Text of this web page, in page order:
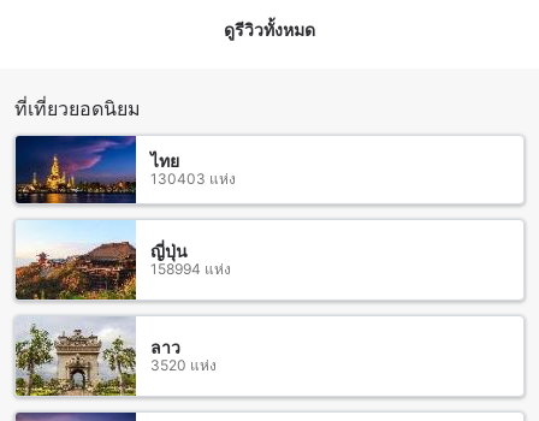
ชอบของผู้เข้าพัก ซึ่งนักท่องเที่ยวสามารถได้รับประสบการณ์การ
ร้านอาหารที่ใกล้เคียงของคุ้มพญา รีสอร์ต แอนด์ สปา บูทิก คอล
เลกชัน
คุ้มพญา รีสอร์ต แอนด์ สปา บูทิก คอลเลกชัน ตั้งอยู่ใกล้กับหลาย
ร้านอาหารที่น่าสนใจในพื้นที่ เช่น Ohkajhu Organic Farm
Sansai ที่นี่คุณสามารถสัมผัสกับอาหารอินทรีย์และอาหารสุขภาพ
ได้ ร้าน Dan Chicken Rice ที่เสิร์ฟข้าวมันไก่อร่อยๆ และ We-
La-Dee Cafe & Restaurant ที่มีเมนูอาหารหลากหลายให้เลือก
นอกจากนี้ยังมี Nigiwai Sushi ที่เสิร์ฟอาหารญี่ปุ่นและ San Sai,
LumDee Te KhuaDang (Restaurant) ที่นี่คุณสามารถสัมผัสกับ
อาหารไทยแบบดั้งเดิมได้ ร้านอาหารอื่นๆ ที่ใกล้เคียงอีกมากมาย
เช่น Fragrant Brown Rice Garden, ร้านอาหาร อิ่มปลาเผา,
Bottoms Up Bar Restaurant, เวคอัพ, และ พิชซ่า จาร์ดิโน่
ดูรีวิวทั้งหมด
ที่เที่ยวยอดนิยม
ไทย
130403 แห่ง
ญี่ปุ่น
158994 แห่ง
ลาว
3520 แห่ง